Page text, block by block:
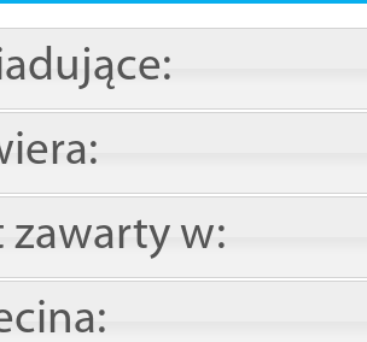
zawarty w: